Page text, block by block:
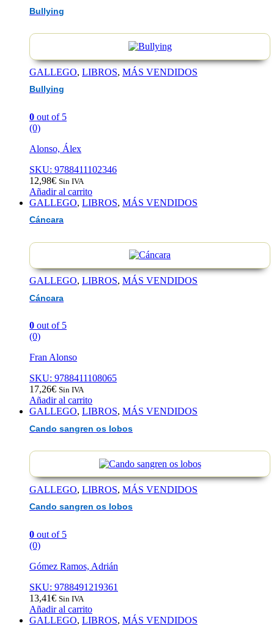
Bullying
GALLEGO, LIBROS, MÁS VENDIDOS
Bullying
0 out of 5
(0)
Alonso, Álex
SKU: 9788411102346
12,98€ Sin IVA
Añadir al carrito
GALLEGO, LIBROS, MÁS VENDIDOS
Cáncara
GALLEGO, LIBROS, MÁS VENDIDOS
Cáncara
0 out of 5
(0)
Fran Alonso
SKU: 9788411108065
17,26€ Sin IVA
Añadir al carrito
GALLEGO, LIBROS, MÁS VENDIDOS
Cando sangren os lobos
GALLEGO, LIBROS, MÁS VENDIDOS
Cando sangren os lobos
0 out of 5
(0)
Gómez Ramos, Adrián
SKU: 9788491219361
13,41€ Sin IVA
Añadir al carrito
GALLEGO, LIBROS, MÁS VENDIDOS